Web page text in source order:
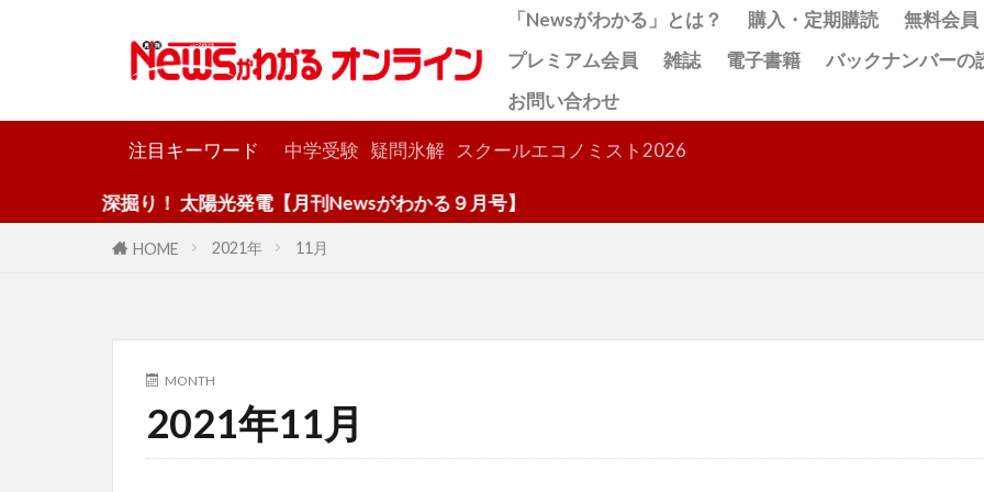
「Newsがわかる」とは？ 購入・定期購読
無料会員
プレミアム会員
雑誌 電子書籍
バックナンバーの
お問い合わせ
注目キーワード 中学受験 疑問氷解 スクールエコノミスト2026
深掘り！ 太陽光発電【月刊Newsがわかる９月号】
HOME 2021年 11月
MONTH
2021年11月
検索